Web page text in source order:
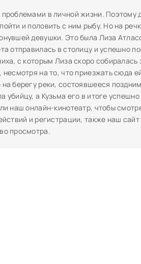
в личной жизни. Поэтому
и половить с ним рыбу. Но на
девушки. Это была Лиза
отправилась в столицу и успешно
с которым Лиза скоро собиралась
на то, что приезжать сюда
берегу реки, состоявшееся
убийцу, а Кузьма его в итоге
наш онлайн-кинотеатр, чтобы
и регистрации, также наш
просмотра.